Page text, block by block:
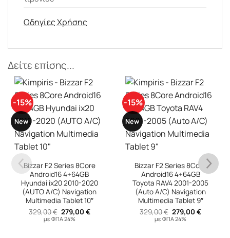
Οδηγίες Χρήσης
Δείτε επίσης...
-15%
New
Bizzar F2 Series 8Core
Android16 4+64GB
Toyota RAV4 2001-2005
(Auto A/C) Navigation
Multimedia Tablet 9″
329,00€ Original
price
279,00€Η
με ΦΠΑ 24%
-11%
New
Cadence X2 Series
8Core Android14
6+128GB Toyota Yaris
Navigation Multimedia